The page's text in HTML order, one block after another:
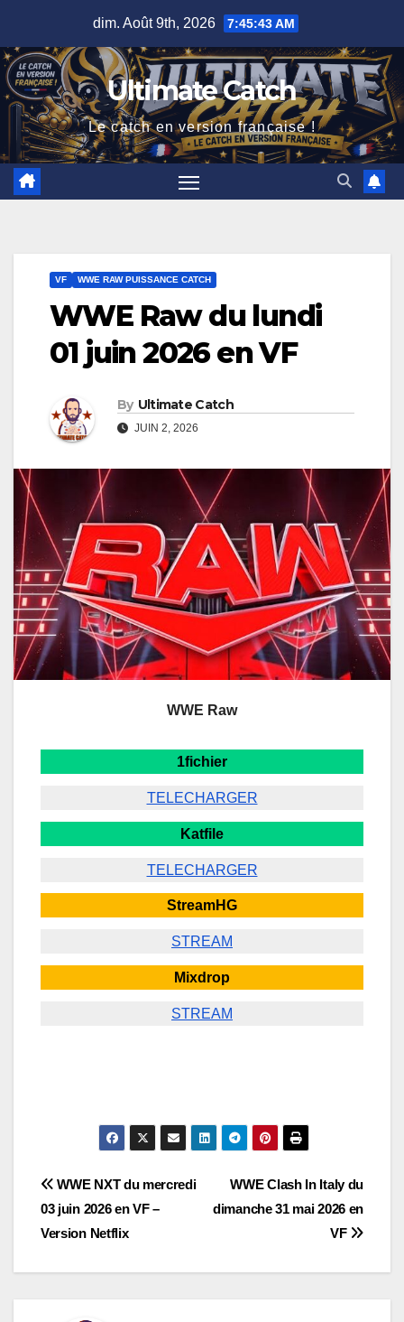
content
dim. Août 9th, 2026 7:45:43 AM
Ultimate Catch
Le catch en version française !
VF WWE RAW PUISSANCE CATCH
WWE Raw du lundi
01 juin 2026 en VF
By Ultimate Catch
JUIN 2, 2026
WWE Raw
1fichier
TELECHARGER
Katfile
TELECHARGER
StreamHG
STREAM
Mixdrop
STREAM
Navigation
de
l’article
WWE Clash In Italy du
dimanche 31 mai 2026 en
VF
WWE NXT du mercredi
03 juin 2026 en VF –
Version Netflix